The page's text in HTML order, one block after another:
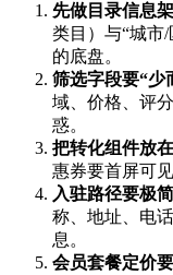
先做目录信息
类目）与“城市
的底盘。
筛选字段要“少
域、价格、评
惑。
把转化组件放
惠券要首屏可
入驻路径要极简
称、地址、电
息。
会员套餐定价